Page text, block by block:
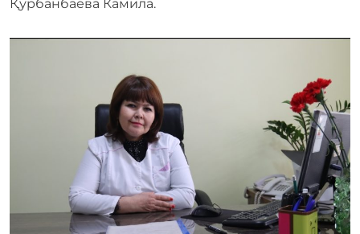
Қурбанбаева Камила.